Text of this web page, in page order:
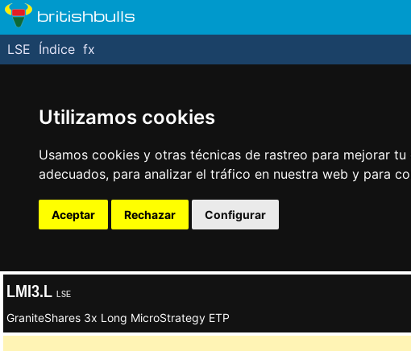
Utilizamos cookies
Usamos cookies y otras técnicas de rastreo para mejorar
adecuados, para analizar el tráfico en nuestra web y para
Aceptar Rechazar Configurar
britishbulls
LSE Índice fx
LMI3.L LSE
GraniteShares 3x Long MicroStrategy ETP